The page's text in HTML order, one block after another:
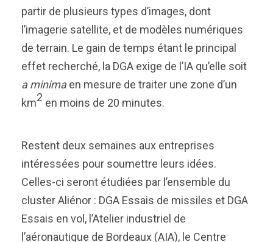
partir de plusieurs types d’images, dont
l’imagerie satellite, et de modèles numériques
de terrain. Le gain de temps étant le principal
effet recherché, la DGA exige de l’IA qu’elle soit
a minimaen mesure de traiter une zone d’un
km2 en moins de 20 minutes.
Restent deux semaines aux entreprises
intéressées pour soumettre leurs idées.
Celles-ci seront étudiées par l’ensemble du
cluster Aliénor : DGA Essais de missiles et DGA
Essais en vol, l’Atelier industriel de
l’aéronautique de Bordeaux (AIA), le Centre